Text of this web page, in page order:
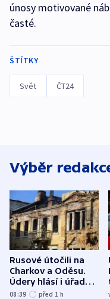
únosy motivované
časté.
ŠTÍTKY
Svět ČT24
Výběr
Rusové útočili na
Charkov a Oděsu.
Údery hlásí i úřady v
Bělgorodu
08:39 před 1 h